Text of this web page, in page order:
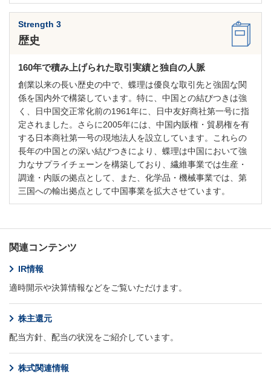
Strength 3
歴史
160年で積み上げられた取引実績と独自の人脈
創業以来の長い歴史の中で、蝶理は優良な取引先と強固な関
係を国内外で構築しています。特に、中国との結びつきは強
く、日中国交正常化前の1961年に、日中友好商社第一号に指
定されました。さらに2005年には、中国内販権・貿易権を有
する日本商社第一号の現地法人を設立しています。これらの
長年の中国との深い結びつきにより、蝶理は中国において強
力なサプライチェーンを構築しており、繊維事業では生産・
調達・内販の拠点として、また、化学品・機械事業では、第
三国への輸出拠点として中国事業を拡大させています。
関連コンテンツ
IR情報
適時開示や決算情報などをご覧いただけます。
株主還元
配当方針、配当の状況をご紹介しています。
株式関連情報